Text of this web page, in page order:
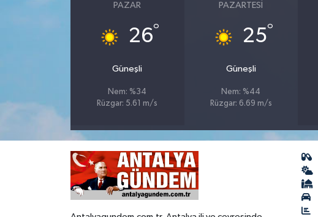
PAZAR
26°
Güneşli
Nem: %34
Rüzgar: 5.61 m/s
PAZARTESI
25°
Güneşli
Nem: %44
Rüzgar: 6.69 m/s